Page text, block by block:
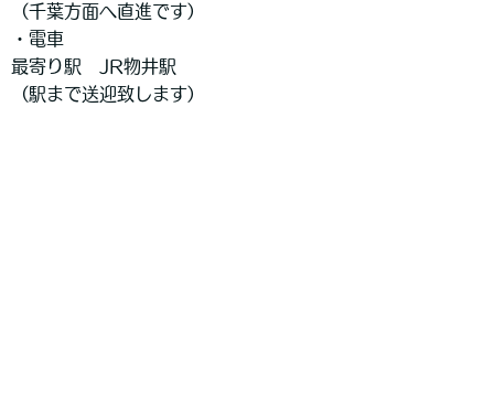
（千葉方面へ直進です）
・電車
最寄り駅 JR物井駅
（駅まで送迎致します）